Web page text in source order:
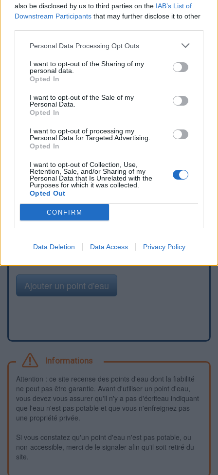
also be disclosed by us to third parties on the IAB’s List of
Downstream Participants that may further disclose it to other
Personal Data Processing Opt Outs
I want to opt-out of the Sharing of my
personal data.
Opted In
I want to opt-out of the Sale of my
Personal Data.
Opted In
I want to opt-out of processing my
Personal Data for Targeted Advertising.
Opted In
I want to opt-out of Collection, Use,
Retention, Sale, and/or Sharing of my
Personal Data that Is Unrelated with the
Purposes for which it was collected.
Opted Out
CONFIRM
Data Deletion Data Access Privacy Policy
Afficher la carte
Signaler une erreur
Ajouter un point d'eau
Informations
Attention : ce site recense des points d'eau dont la fiabilité
ne peut pas être garantie. Avant d'utiliser un point d'eau,
vous devez vous assurer qu'il n'y a pas d'écriteau indiquant
que l'eau n'est pas potable et que vous n'enfreignez pas
une propriété privée.
Si vous constatez qu'un point d'eau n'est pas potable, ou
non-accessible, merci de le signaler afin qu'il soit retiré du
site.